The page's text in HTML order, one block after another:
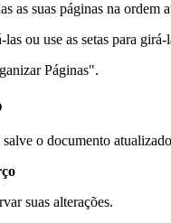
as suas páginas na ordem
ou use as setas para girá-
Páginas".
o documento
suas alterações.